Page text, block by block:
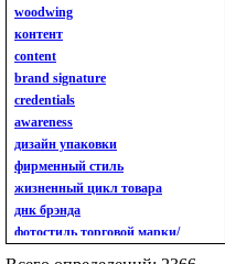
анализ мак кинси «7s»
анализ макросистемы
анализ маркетинговый
анализ рынка
анализ ситуационный
анализ экспертный
индивидуальный
анкета
ассортимент
ассортимент товарный.
планирование товарного
ассортимента
ассортимент. глубина
woodwing
контент
content
brand signature
credentials
awareness
дизайн упаковки
фирменный стиль
жизненный цикл товара
днк брэнда
фотостиль торговой марки/
линейки продукции